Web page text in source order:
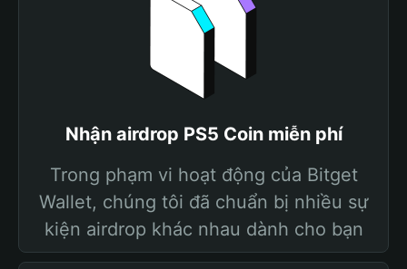
Nhận airdrop PS5 Coin miễn phí
Trong phạm vi hoạt động của Bitget
Wallet, chúng tôi đã chuẩn bị nhiều sự
kiện airdrop khác nhau dành cho bạn